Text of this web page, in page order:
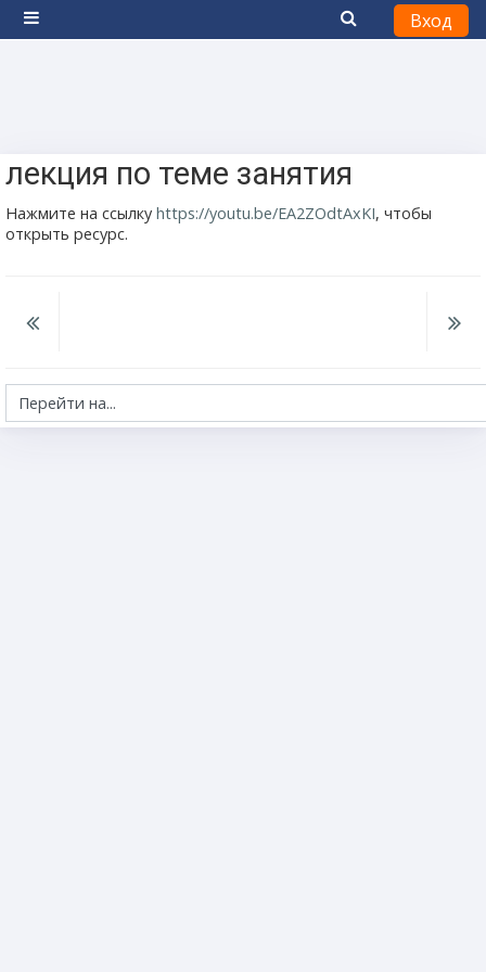
Боковая панель
Вход
лекция по теме занятия
Нажмите на ссылку https://youtu.be/EA2ZOdtAxKI, чтобы
открыть ресурс.
Перейти на...